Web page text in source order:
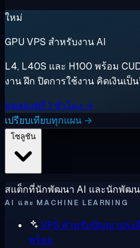
ใหม่
GPU VPS สำหรับงาน AI
L4, L40S และ H100 พร้อม
งาน ฝึก ปิดการใช้งาน คิดเงินเป็
ทดลองฟรี 1 ชั่วโมง →
เปรียบเทียบทุกแผน →
สแต็กที่นักพัฒนา AI และนักพัฒน
AI และ MACHINE LEARNING
VPS สำหรับปัญญาประ
พร้อม